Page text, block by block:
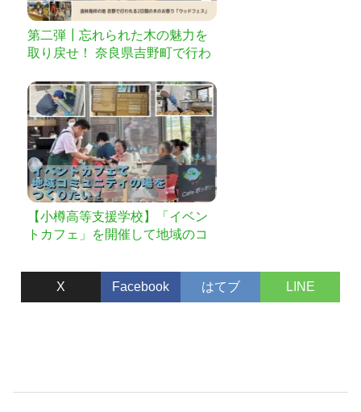
第二弾┃忘れられた木の魅力を
取り戻せ！ 奈良県吉野町で行わ
フェス」
【小樽高等支援学校】「イベン
トカフェ」を開催して地域のコ
X Facebook はてブ LINE